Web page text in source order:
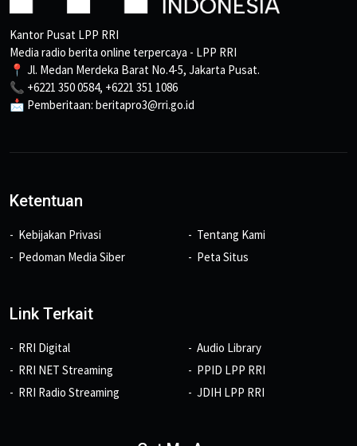
Kantor Pusat LPP RRI
Media radio berita online terpercaya - LPP RRI
📍 Jl. Medan Merdeka Barat No.4-5, Jakarta Pusat.
📞 +6221 350 0584, +6221 351 1086
📩 Pemberitaan: beritapro3@rri.go.id
Ketentuan
Kebijakan Privasi
Pedoman Media Siber
Tentang Kami
Peta Situs
Link Terkait
RRI Digital
RRI NET Streaming
RRI Radio Streaming
Audio Library
PPID LPP RRI
JDIH LPP RRI